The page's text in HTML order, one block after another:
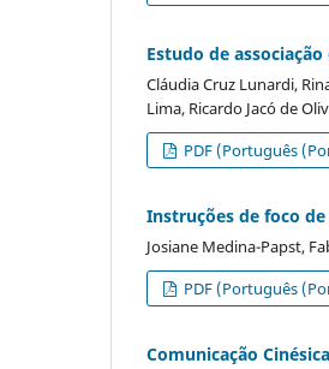
Estudo de
Cláudia Cruz Lunardi,
Lima, Ricardo Jacó de
PDF (Português
Instruções de foco
Josiane Medina-Papst,
PDF (Português
Comunicação